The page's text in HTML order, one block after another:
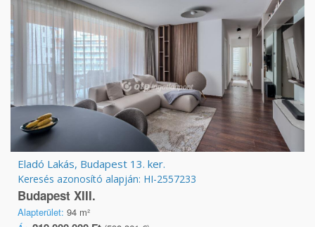
Eladó Lakás, Budapest 13. ker.
Keresés azonosító alapján: HI-2557233
Budapest XIII.
Alapterület: 94 m²